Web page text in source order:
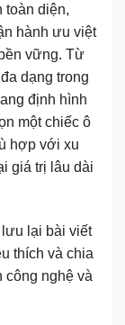
toàn diện,
hành ưu việt
vững. Từ
dạng trong
định hình
một chiếc ô
hợp với xu
giá trị lâu dài
lưu lại bài viết
thích và chia
công nghệ và